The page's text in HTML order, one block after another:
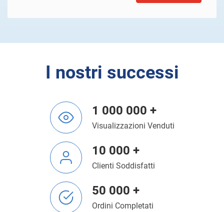
I nostri successi
1 000 000 +
Visualizzazioni Venduti
10 000 +
Clienti Soddisfatti
50 000 +
Ordini Completati